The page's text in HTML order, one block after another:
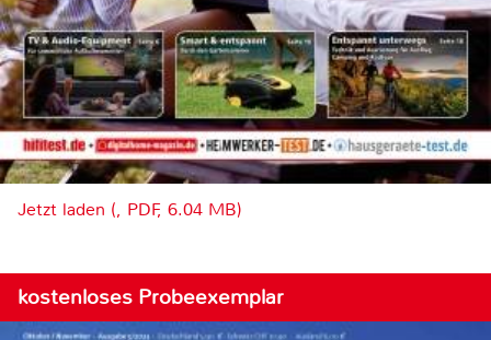
Jetzt laden (, PDF, 6.04 MB)
kostenloses Probeexemplar